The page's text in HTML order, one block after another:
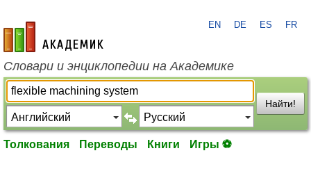
academic.ru
EN DE ES FR
Словари и энциклопедии на Академике
Найти!
Толкования Переводы Книги Игры ⚽